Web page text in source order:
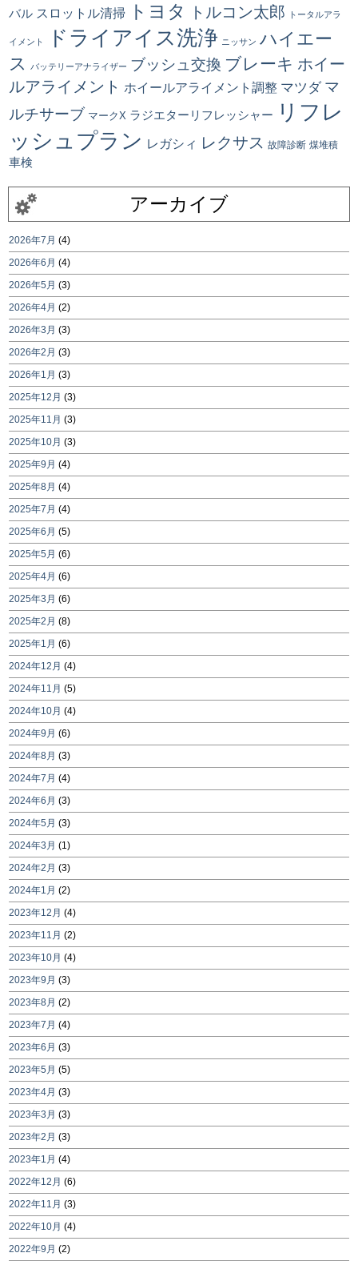
バル スロットル清掃 トヨタ トルコン太郎 トータルアラ
イメント ドライアイス洗浄 ニッサン ハイエー
ス
バッテリーアナライザー ブッシュ交換 ブレーキ ホイー
ルアライメント ホイールアライメント調整 マツダ マ
ルチサーブ マークX ラジエターリフレッシャー
リフレ
ッシュプラン レガシィ レクサス 故障診断 煤堆積
車検
アーカイブ
2026年7月 (4)
2026年6月 (4)
2026年5月 (3)
2026年4月 (2)
2026年3月 (3)
2026年2月 (3)
2026年1月 (3)
2025年12月 (3)
2025年11月 (3)
2025年10月 (3)
2025年9月 (4)
2025年8月 (4)
2025年7月 (4)
2025年6月 (5)
2025年5月 (6)
2025年4月 (6)
2025年3月 (6)
2025年2月 (8)
2025年1月 (6)
2024年12月 (4)
2024年11月 (5)
2024年10月 (4)
2024年9月 (6)
2024年8月 (3)
2024年7月 (4)
2024年6月 (3)
2024年5月 (3)
2024年3月 (1)
2024年2月 (3)
2024年1月 (2)
2023年12月 (4)
2023年11月 (2)
2023年10月 (4)
2023年9月 (3)
2023年8月 (2)
2023年7月 (4)
2023年6月 (3)
2023年5月 (5)
2023年4月 (3)
2023年3月 (3)
2023年2月 (3)
2023年1月 (4)
2022年12月 (6)
2022年11月 (3)
2022年10月 (4)
2022年9月 (2)